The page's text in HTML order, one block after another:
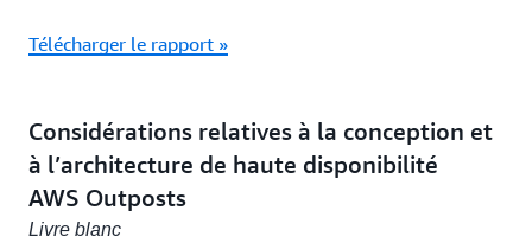
Télécharger le rapport »
Considérations relatives à la conception et
à l’architecture de haute disponibilité
AWS Outposts
Livre blanc